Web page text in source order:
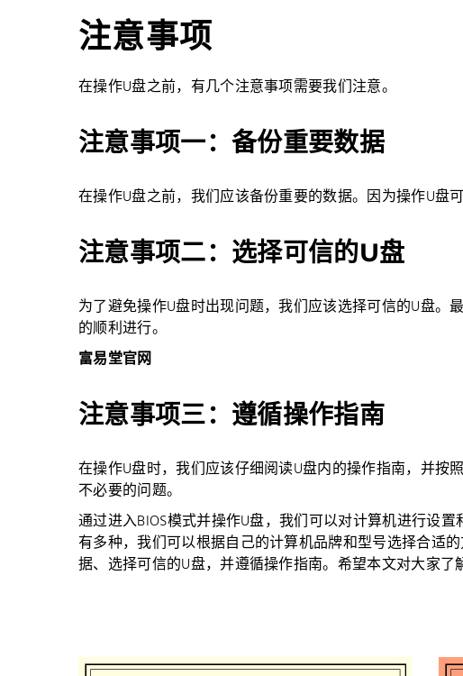
注意事项
在操作U盘之前，有几个注意事项需要我们注意。
注意事项一：备份重要数据
在操作U盘之前，我们应该备份重要的数据。因为操作U盘
注意事项二：选择可信的U盘
为了避免操作U盘时出现问题，我们应该选择可信的U盘。
的顺利进行。
富易堂官网
注意事项三：遵循操作指南
在操作U盘时，我们应该仔细阅读U盘内的操作指南，并按
不必要的问题。
通过进入BIOS模式并操作U盘，我们可以对计算机进行设
有多种，我们可以根据自己的计算机品牌和型号选择合适
据、选择可信的U盘，并遵循操作指南。希望本文对大家了